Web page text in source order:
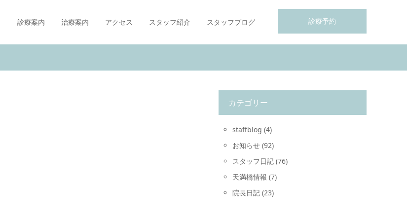
診療予約
診療案内 治療案内 アクセス スタッフ紹介 スタッフブログ
カテゴリー
staffblog (4)
お知らせ (92)
スタッフ日記 (76)
天満橋情報 (7)
院長日記 (23)